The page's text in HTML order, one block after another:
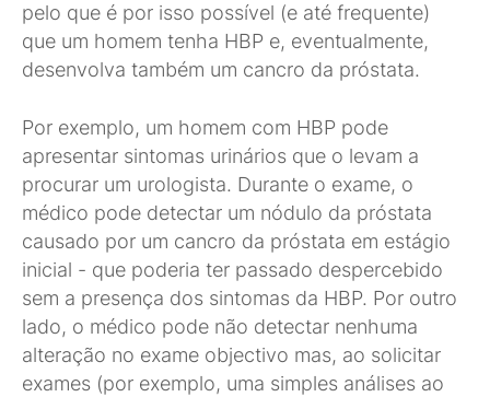
pelo que é por isso possível (e até frequente)
que um homem tenha HBP e, eventualmente,
desenvolva também um cancro da próstata.
Por exemplo, um homem com HBP pode
apresentar sintomas urinários que o levam a
procurar um urologista. Durante o exame, o
médico pode detectar um nódulo da próstata
causado por um cancro da próstata em estágio
inicial - que poderia ter passado despercebido
sem a presença dos sintomas da HBP. Por outro
lado, o médico pode não detectar nenhuma
alteração no exame objectivo mas, ao solicitar
exames (por exemplo, uma simples análises ao